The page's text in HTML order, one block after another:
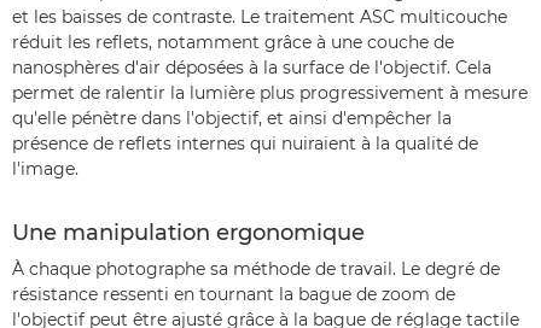
et les baisses de contraste. Le traitement ASC multicouche
réduit les reflets, notamment grâce à une couche de
nanosphères d'air déposées à la surface de l'objectif. Cela
permet de ralentir la lumière plus progressivement à mesure
qu'elle pénètre dans l'objectif, et ainsi d'empêcher la
présence de reflets internes qui nuiraient à la qualité de
l'image.
Une manipulation ergonomique
À chaque photographe sa méthode de travail. Le degré de
résistance ressenti en tournant la bague de zoom de
l'objectif peut être ajusté grâce à la bague de réglage tactile